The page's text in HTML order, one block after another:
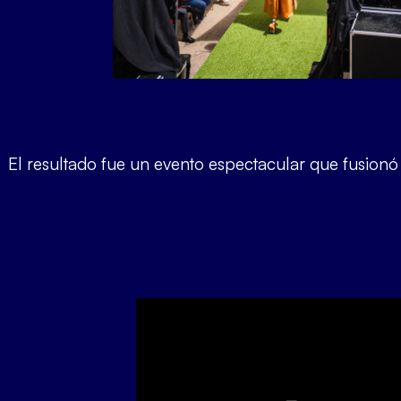
El resultado fue un evento espectacular que